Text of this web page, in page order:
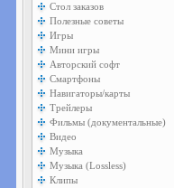
Стол заказов
Полезные советы
Игры
Мини игры
Авторский софт
Смартфоны
Навигаторы/карты
Трейлеры
Фильмы (документальные)
Видео
Музыка
Музыка (Lossless)
Клипы